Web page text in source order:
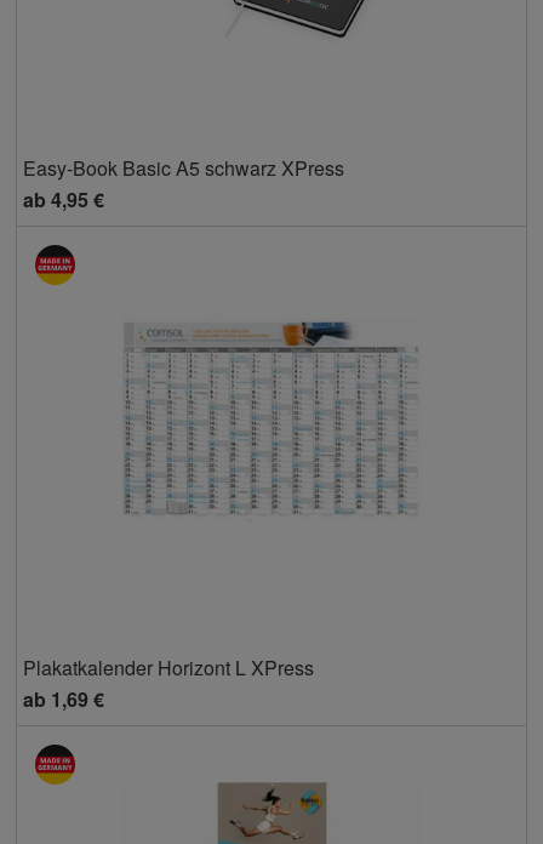
Easy-Book Basic A5 schwarz XPress
ab 4,95 €
Plakatkalender Horizont L XPress
ab 1,69 €